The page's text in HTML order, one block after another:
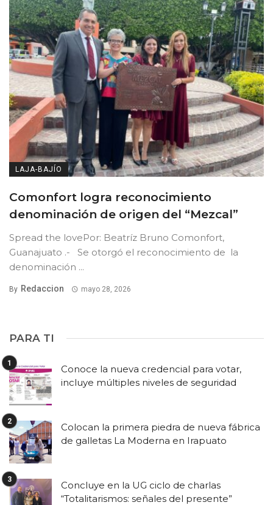
LAJA-BAJÍO
Comonfort logra reconocimiento
denominación de origen del “Mezcal”
Spread the lovePor: Beatríz Bruno Comonfort,
Guanajuato .- Se otorgó el reconocimiento de la
denominación ...
By Redaccion mayo 28, 2026
PARA TI
Conoce la nueva credencial para votar,
incluye múltiples niveles de seguridad
Colocan la primera piedra de nueva fábrica
de galletas La Moderna en Irapuato
Concluye en la UG ciclo de charlas
“Totalitarismos: señales del presente”